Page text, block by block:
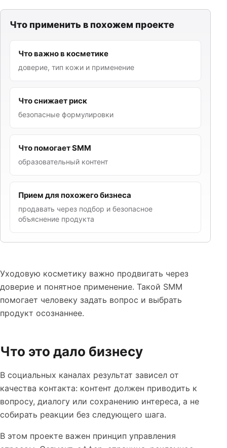
Что применить в похожем проекте
Что важно в косметике
доверие, тип кожи и применение
Что снижает риск
безопасные формулировки
Что помогает SMM
образовательный контент
Прием для похожего бизнеса
продавать через подбор и безопасное
объяснение продукта
Уходовую косметику важно продвигать через
доверие и понятное применение. Такой SMM
помогает человеку задать вопрос и выбрать
продукт осознаннее.
Что это дало бизнесу
В социальных каналах результат зависел от
качества контакта: контент должен приводить к
вопросу, диалогу или сохранению интереса, а не
собирать реакции без следующего шага.
В этом проекте важен принцип управления